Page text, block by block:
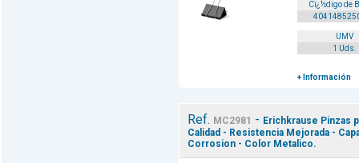
Cï¿½digo de
UMV
1 Uds.
+ Información
Ref. MC2981 - Erichkrause Pinzas
Calidad - Resistencia Mejorada -
Corrosion - Color Metalico.